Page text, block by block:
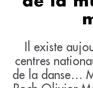
Il existe
centres
de la danse…